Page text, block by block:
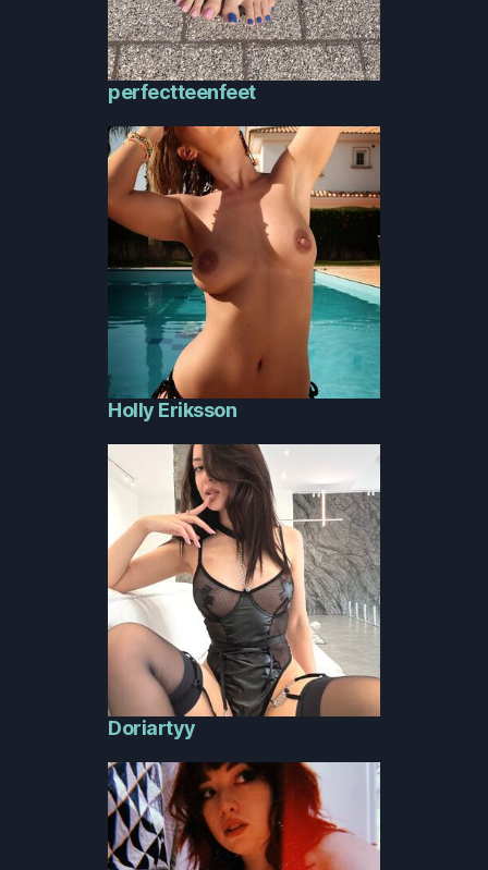
perfectteenfeet
Holly Eriksson
Doriartyy